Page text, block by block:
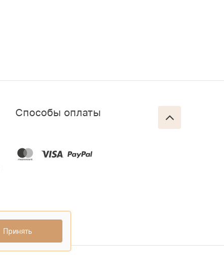
Способы оплаты
Принять